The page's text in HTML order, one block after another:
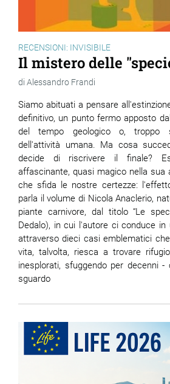
RECENSIONI: INVISIBILE
Il mistero delle
Alessandro Frandi
Siamo abituati a pensare
definitivo, un punto fermo apposto
del tempo geologico o, troppo
dell'attività umana. Ma cosa
decide di riscrivere il finale?
affascinante, quasi magico nella sua
che sfida le nostre certezze:
parla il volume di Nicola Anaclerio,
piante carnivore, dal titolo “Le
Dedalo), in cui l'autore ci conduce in
attraverso dieci casi emblematici
vita, talvolta, riesca a trovare
inesplorati, sfuggendo per decenni
sguardo